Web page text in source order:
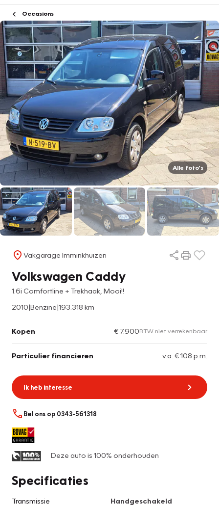
Occasions
Alle foto's
Vakgarage Imminkhuizen
Volkswagen Caddy
1.6i Comfortline + Trekhaak, Mooi!!
2010|Benzine|193.318 km
Kopen € 7.900BTW niet verrekenbaar
Particulier financieren v.a. € 108 p.m.
Ik heb interesse
Bel ons op 0343-561318
Deze auto is 100% onderhouden
Specificaties
Transmissie
Handgeschakeld